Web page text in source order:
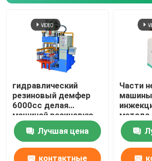
гидравлический
резиновый демфер
6000cc делая
машиной резиновую
машину впрыски
прессыЛучшая цена
контактные
Части
машины
метода
машину